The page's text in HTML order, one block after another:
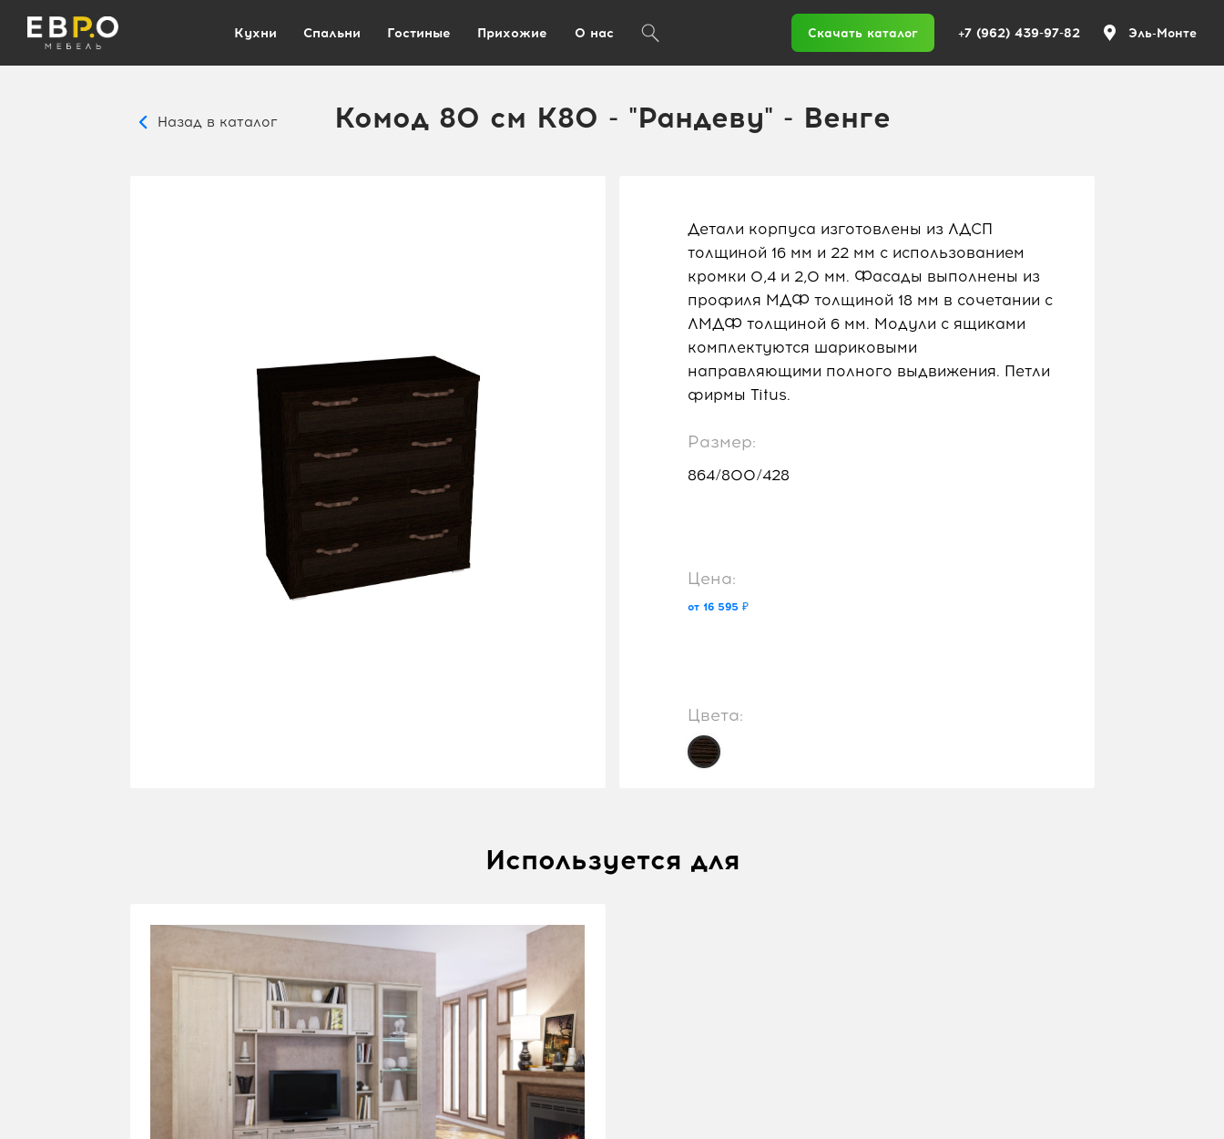
Кухни Спальни Гостиные Прихожие О нас Скачать каталог +7 (962) 439-97-82 Эль-Монте
Назад в каталог Комод 80 см K80 - "Рандеву" - Венге
Детали корпуса изготовлены из ЛДСП
толщиной 16 мм и 22 мм с использованием
кромки 0,4 и 2,0 мм. Фасады выполнены из
профиля МДФ толщиной 18 мм в сочетании с
ЛМДФ толщиной 6 мм. Модули с ящиками
комплектуются шариковыми
направляющими полного выдвижения. Петли
фирмы Titus.
Размер:
864/800/428
Цена:
от 16 595 ₽
Цвета:
Используется для